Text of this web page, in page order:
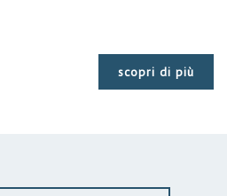
scopri di più